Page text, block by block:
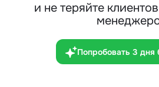
и не теряйте
Попробовать 3 дня